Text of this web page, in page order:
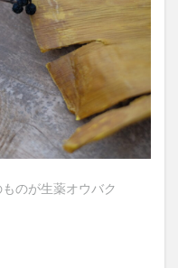
のが生薬オウバク
citycamp
FANTA
jiu
Meimetsu
muennnosuke
ート
スーパー
がりこ